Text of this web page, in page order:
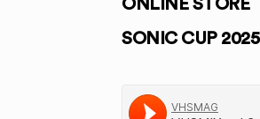
ONLINE STORE
SONIC CUP 2025